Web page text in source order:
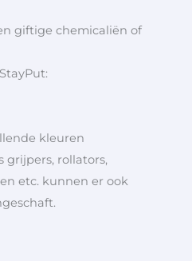
giftige chemicaliën of
kleuren
grijpers, rollators,
etc. kunnen er ook